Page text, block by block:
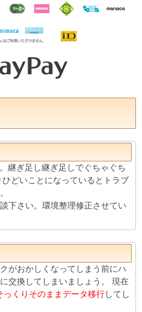
継ぎ足し継ぎ足しでぐちゃぐち
どいことになっているとトラブ
下さい。環境整理修正させてい
がおかしくなってしまう前にハ
交換してしまいましょう。 現在
っくりそのままデータ移行してし